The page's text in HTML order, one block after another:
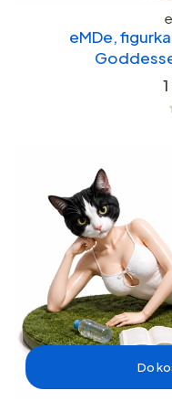
eMDe, figurka
Do